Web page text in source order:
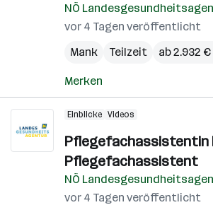
NÖ
vor 4 Tagen veröffentlicht
Mank
Teilzeit ab 2.932
Merken
Einblicke Videos
Pflegefachassistentin
Pflegefachassistent
NÖ
vor 4 Tagen veröffentlicht